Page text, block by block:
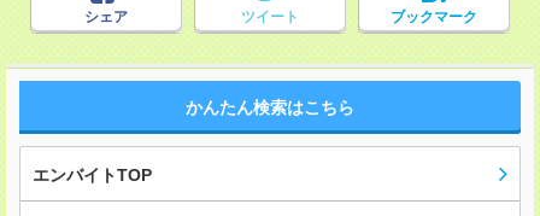
シェア ツイート ブックマーク
かんたん検索はこちら
エンバイトTOP